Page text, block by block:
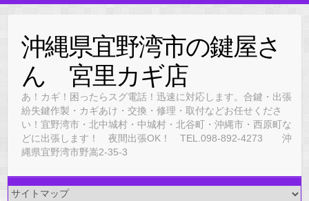
content沖縄県宜野湾市の鍵屋さ
ん 宮里カギ店
あ！カギ！困ったらスグ電話！迅速に対応します。合鍵・出張
紛失鍵作製・カギあけ・交換・修理・取付などお任せくださ
い！宜野湾市・北中城村・中城村・北谷町・沖縄市・西原町な
どに出張します！ 夜間出張OK！ TEL.098-892-4273 沖
縄県宜野湾市野嵩2-35-3